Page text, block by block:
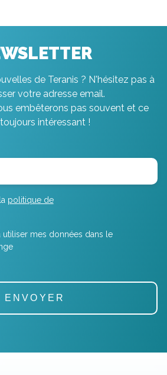
de Teranis ? N'hésitez pas à
votre adresse email.
embêterons pas souvent et ce
intéressant !
politique de
utiliser mes données dans le